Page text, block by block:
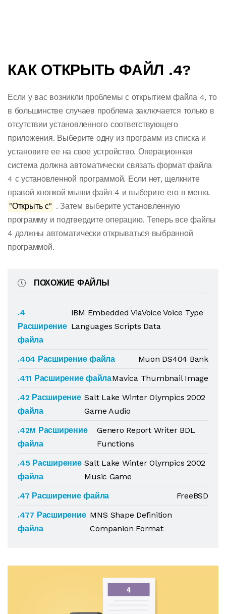
КАК ОТКРЫТЬ ФАЙЛ .4?
Если у вас возникли проблемы с открытием файла 4, то
в большинстве случаев проблема заключается только в
отсутствии установленного соответствующего
приложения. Выберите одну из программ из списка и
установите ее на свое устройство. Операционная
система должна автоматически связать формат файла
4 с установленной программой. Если нет, щелкните
правой кнопкой мыши файл 4 и выберите его в меню.
"Открыть с" . Затем выберите установленную
программу и подтвердите операцию. Теперь все файлы
4 должны автоматически открываться выбранной
программой.
ПОХОЖИЕ ФАЙЛЫ
.4
Расширение
файла
IBM Embedded ViaVoice Voice Type
Languages Scripts Data
.404 Расширение файла
Muon DS404 Bank
.411 Расширение файлаMavica Thumbnail Image
.42 Расширение
файла
Salt Lake Winter Olympics 2002
Game Audio
.42M Расширение
файла
Genero Report Writer BDL
Functions
.45 Расширение
файла
Salt Lake Winter Olympics 2002
Music Game
.47 Расширение файла
FreeBSD
.477 Расширение
файла
MNS Shape Definition
Companion Format